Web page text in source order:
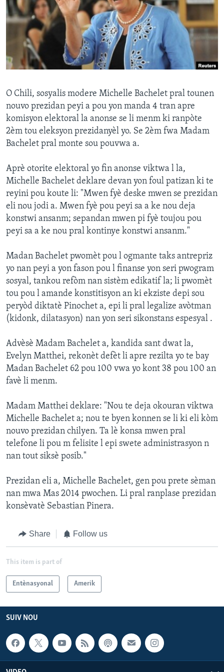
Languages
O Chili, sosyalis modere Michelle Bachelet pral tounen
nouvo prezidan peyi a pou yon manda 4 tran apre
komisyon elektoral la anonse se li menm ki ranpòte
2èm tou eleksyon prezidanyèl yo. Se 2èm fwa Madam
Bachelet pral monte sou pouvwa a.
Aprè otorite elektoral yo fin anonse viktwa l la,
Michelle Bachelet deklare devan yon foul patizan ki te
reyini pou koute li: "Mwen fyè deske mwen se prezidan
eli nou jodi a. Mwen fyè pou peyi sa a ke nou deja
konstwi ansanm; sepandan mwen pi fyè toujou pou
peyi sa a ke nou pral kontinye konstwi ansanm."
Madan Bachelet pwomèt pou l ogmante taks antrepriz
yo nan peyi a yon fason pou l finanse yon seri pwogram
sosyal, tankou refòm nan sistèm edikatif la; li pwomèt
tou pou l amande konstitisyon an ki ekziste depi sou
peryòd diktatè Pinochet a, epi li pral legalize avòtman
(kidonk, dilatasyon) nan yon seri sikonstans espesyal .
Advèsè Madam Bachelet a, kandida sant dwat la,
Evelyn Matthei, rekonèt defèt li apre rezilta yo te bay
Madan Bachelet 62 pou 100 vwa yo kont 38 pou 100 an
favè li menm.
Madam Matthei deklare: "Nou te deja okouran viktwa
Michelle Bachelet a; nou te byen konnen se li ki eli kòm
nouvo prezidan chilyen. Ta lè konsa mwen pral
telefone li pou m felisite l epi swete administrasyon n
nan tout siksè posib."
Prezidan eli a, Michelle Bachelet, gen pou prete sèman
nan mwa Mas 2014 pwochen. Li pral ranplase prezidan
konsèvatè Sebastian Pinera.
Share Follow us
This item is part of
Entènasyonal Amerik
SUIV NOU